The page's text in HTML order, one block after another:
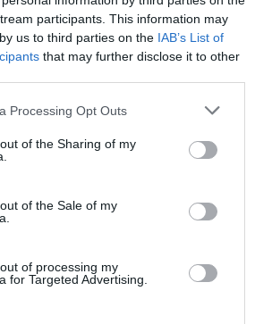
participants. This information may
us to third parties on the IAB’s List of
that may further disclose it to other
website/app uses one or more Google
visit or usage behaviour. You may click to
to Google and its third-party tags to
specified purposes in below Google
Processing Opt Outs
of the Sharing of my
of the Sale of my
of processing my
for Targeted Advertising.
híreink
TELJES SZAKÍTÁS JÖN A...
Mindenki ügye
2026. augusztus 08 Promóció